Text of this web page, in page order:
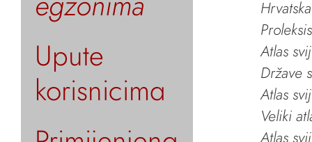
Upute
korisnicima
Atlas
Države
Atlas
Veliki
Atlas